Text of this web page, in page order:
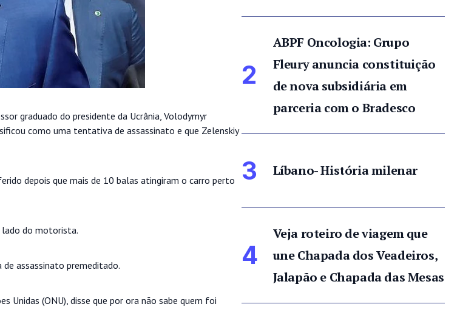
graduado do presidente da Ucrânia, Volodymyr
como uma tentativa de assassinato e que Zelenskiy
depois que mais de 10 balas atingiram o carro perto
lado do motorista.
assassinato premeditado.
Unidas (ONU), disse que por ora não sabe quem foi
2
ABPF Oncologia: Grupo
Fleury anuncia constituição
de nova subsidiária em
parceria com o Bradesco
3 Líbano- História milenar
4
Veja roteiro de viagem que
une Chapada dos Veadeiros,
Jalapão e Chapada das Mesas